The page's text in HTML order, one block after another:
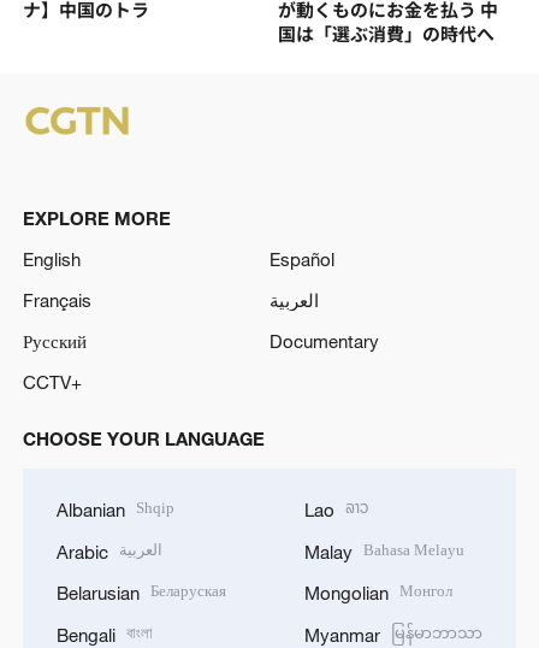
ナ】中国のトラ
が動くものにお金を払う 中
国は「選ぶ消費」の時代へ
EXPLORE MORE
English
Español
Français
العربية
Русский
Documentary
CCTV+
CHOOSE YOUR LANGUAGE
Albanian Shqip
Arabic العربية
Belarusian Беларуская
Bengali বাংলা
Lao ລາວ
Malay Bahasa Melayu
Mongolian Монгол
Myanmar မြန်မာဘာသာ